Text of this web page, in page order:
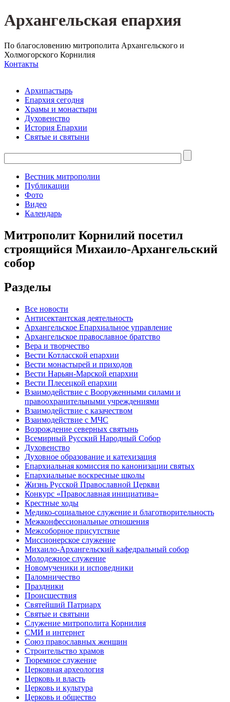
Архангельская епархия
По благословению митрополита Архангельского и
Холмогорского Корнилия
Контакты
Архипастырь
Епархия сегодня
Храмы и монастыри
Духовенство
История Епархии
Святые и святыни
Вестник митрополии
Публикации
Фото
Видео
Календарь
Митрополит Корнилий посетил
строящийся Михаило-Архангельский
собор
Разделы
Все новости
Антисектантская деятельность
Архангельское Епархиальное управление
Архангельское православное братство
Вера и творчество
Вести Котласской епархии
Вести монастырей и приходов
Вести Нарьян-Марской епархии
Вести Плесецкой епархии
Взаимодействие с Вооруженными силами и
правоохранительными учреждениями
Взаимодействие с казачеством
Взаимодействие с МЧС
Возрождение северных святынь
Всемирный Русский Народный Собор
Духовенство
Духовное образование и катехизация
Епархиальная комиссия по канонизации святых
Епархиальные воскресные школы
Жизнь Русской Православной Церкви
Конкурс «Православная инициатива»
Крестные ходы
Медико-социальное служение и благотворительность
Межконфессиональные отношения
Межсоборное присутствие
Миссионерское служение
Михаило-Архангельский кафедральный собор
Молодежное служение
Новомученики и исповедники
Паломничество
Праздники
Происшествия
Святейший Патриарх
Святые и святыни
Служение митрополита Корнилия
СМИ и интернет
Союз православных женщин
Строительство храмов
Тюремное служение
Церковная археология
Церковь и власть
Церковь и культура
Церковь и общество